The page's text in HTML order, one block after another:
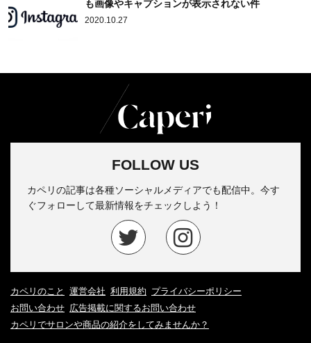
も画像やキャプションが表示されない件
2020.10.27
FOLLOW US
カペリの記事は各種ソーシャルメディアでも配信中。今す
ぐフォローして最新情報をチェックしよう！
カペリのこと 運営会社 利用規約 プライバシーポリシー
お問い合わせ 広告掲載に関するお問い合わせ
カペリでサロンや商品の紹介をしてみませんか？